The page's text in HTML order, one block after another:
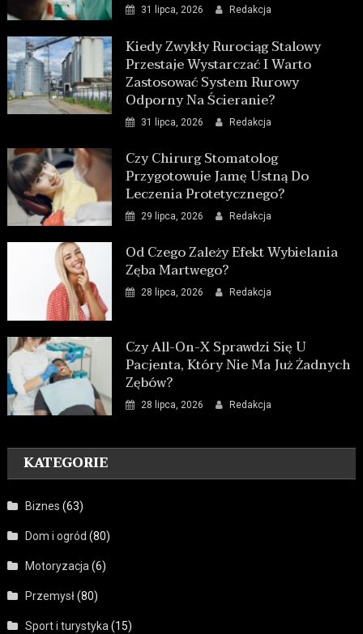
31 lipca, 2026 Redakcja
Kiedy Zwykły Rurociąg Stalowy
Przestaje Wystarczać I Warto
Zastosować System Rurowy
Odporny Na Ścieranie?
31 lipca, 2026 Redakcja
Czy Chirurg Stomatolog
Przygotowuje Jamę Ustną Do
Leczenia Protetycznego?
29 lipca, 2026 Redakcja
Od Czego Zależy Efekt Wybielania
Zęba Martwego?
28 lipca, 2026 Redakcja
Czy All-On-X Sprawdzi Się U
Pacjenta, Który Nie Ma Już Żadnych
Zębów?
28 lipca, 2026 Redakcja
KATEGORIE
Biznes (63)
Dom i ogród (80)
Motoryzacja (6)
Przemysł(80)
Sport i turystyka (15)